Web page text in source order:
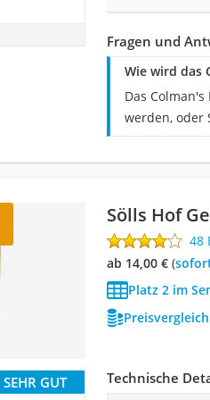
Fragen und
Wie wird das
Das
werden, oder
Sölls Hof
48
ab 14,00 €(
Platz 2 im
SEHR GUT
Technische